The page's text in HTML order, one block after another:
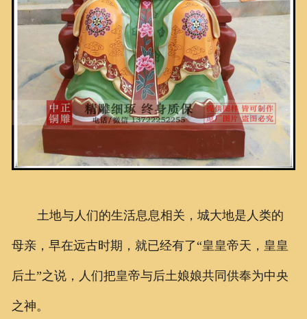
土地与人们的生活息息相关，城大地是人类的
母亲，早在远古时期，就已经有了“皇皇帝天，皇皇
后土”之说，人们把皇帝与后土娘娘共同供奉为中央
之神。